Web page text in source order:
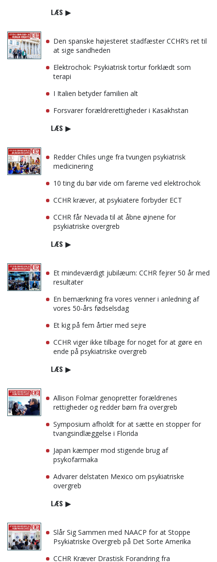
LÆS ▶
Den spanske højesteret stadfæster CCHR’s ret til
at sige sandheden
Elektrochok: Psykiatrisk tortur forklædt som
terapi
I Italien betyder familien alt
Forsvarer forældrerettigheder i Kasakhstan
LÆS ▶
Redder Chiles unge fra tvungen psykiatrisk
medicinering
10 ting du bør vide om farerne ved elektrochok
CCHR kræver, at psykiatere forbyder ECT
CCHR får Nevada til at åbne øjnene for
psykiatriske overgreb
LÆS ▶
Et mindeværdigt jubilæum: CCHR fejrer 50 år med
resultater
En bemærkning fra vores venner i anledning af
vores 50‑års fødselsdag
Et kig på fem årtier med sejre
CCHR viger ikke tilbage for noget for at gøre en
ende på psykiatriske overgreb
LÆS ▶
Allison Folmar genopretter forældrenes
rettigheder og redder børn fra overgreb
Symposium afholdt for at sætte en stopper for
tvangsindlæggelse i Florida
Japan kæmper mod stigende brug af
psykofarmaka
Advarer delstaten Mexico om psykiatriske
overgreb
LÆS ▶
Slår Sig Sammen med NAACP for at Stoppe
Psykiatriske Overgreb på Det Sorte Amerika
CCHR Kræver Drastisk Forandring fra